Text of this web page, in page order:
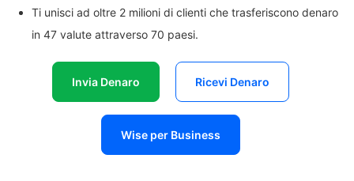
Ti unisci ad oltre 2 milioni di clienti che trasferiscono denaro
in 47 valute attraverso 70 paesi.
Invia Denaro Ricevi Denaro
Wise per Business